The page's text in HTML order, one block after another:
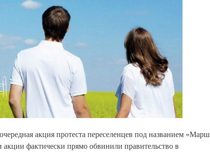
акция протеста переселенцев под названием «Марш
фактически прямо обвинили правительство в